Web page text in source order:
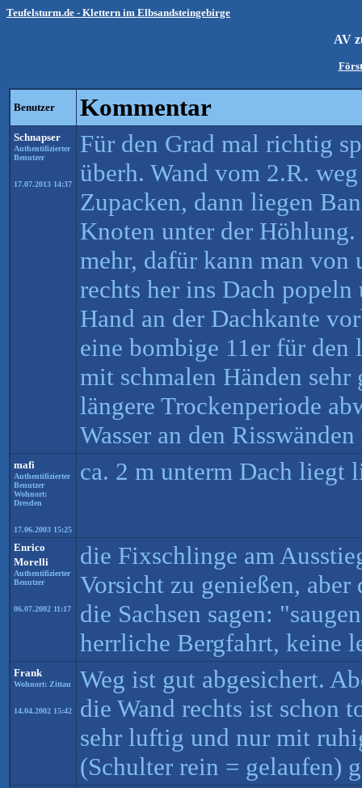
Teufelsturm.de - Klettern im Elbsandsteingebirge
AV
Benutzer Kommentar
Schnapser
Authentifizierter
Benutzer
17.07.2013 14:37
Für den Grad mal richtig
überh. Wand vom 2.R.
Zupacken, dann liegen
Knoten unter der
mehr, dafür kann man von
rechts her ins Dach
Hand an der Dachkante
eine bombige 11er für den
mit schmalen Händen
längere Trockenperiode
Wasser an den
mafi
Authentifizierter
Benutzer
Wohnort:
Dresden
17.06.2003 15:25
ca. 2 m unterm Dach liegt
Enrico
Morelli
Authentifizierter
Benutzer
06.07.2002 11:17
die Fixschlinge am
Vorsicht zu genießen,
die Sachsen sagen:
herrliche Bergfahrt, keine
Frank
Wohnort: Zittau
14.04.2002 15:42
Weg ist gut abgesichert.
die Wand rechts ist schon
sehr luftig und nur mit
(Schulter rein = gelaufen)